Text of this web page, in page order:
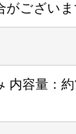
ございま
内容量：